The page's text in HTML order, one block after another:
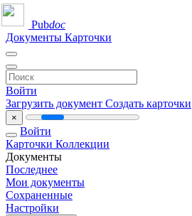
Pubdoc
Документы Карточки
Войти
Загрузить документ Создать карточки
×
Войти
Карточки Коллекции
Документы
Последнее
Мои документы
Сохраненные
Настройки